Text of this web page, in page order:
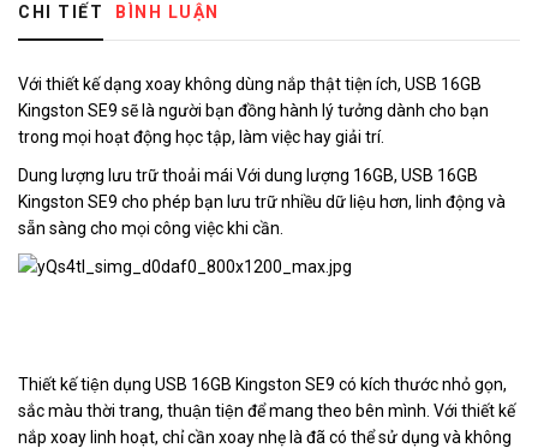
CHI TIẾT BÌNH LUẬN
Với thiết kế dạng xoay không dùng nắp thật tiện ích, USB 16GB
Kingston SE9 sẽ là người bạn đồng hành lý tưởng dành cho bạn
trong mọi hoạt động học tập, làm việc hay giải trí.
Dung lượng lưu trữ thoải mái Với dung lượng 16GB, USB 16GB
Kingston SE9 cho phép bạn lưu trữ nhiều dữ liệu hơn, linh động và
sẵn sàng cho mọi công việc khi cần.
Thiết kế tiện dụng USB 16GB Kingston SE9 có kích thước nhỏ gọn,
sắc màu thời trang, thuận tiện để mang theo bên mình. Với thiết kế
nắp xoay linh hoạt, chỉ cần xoay nhẹ là đã có thể sử dụng và không